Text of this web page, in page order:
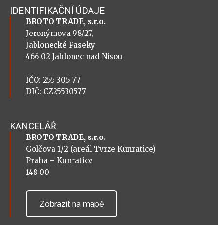
IDENTIFIKAČNÍ ÚDAJE
BROTO TRADE, s.r.o.
Jeronýmova 98/27,
Jablonecké Paseky
466 02 Jablonec nad Nisou
IČO: 255 305 77
DIČ: CZ25530577
KANCELÁŘ
BROTO TRADE, s.r.o.
Golčova 1/2 (areál Tvrze Kunratice)
Praha – Kunratice
148 00
Zobrazit na mapě